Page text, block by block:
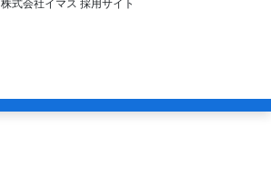
株式会社イマス 採用サイト